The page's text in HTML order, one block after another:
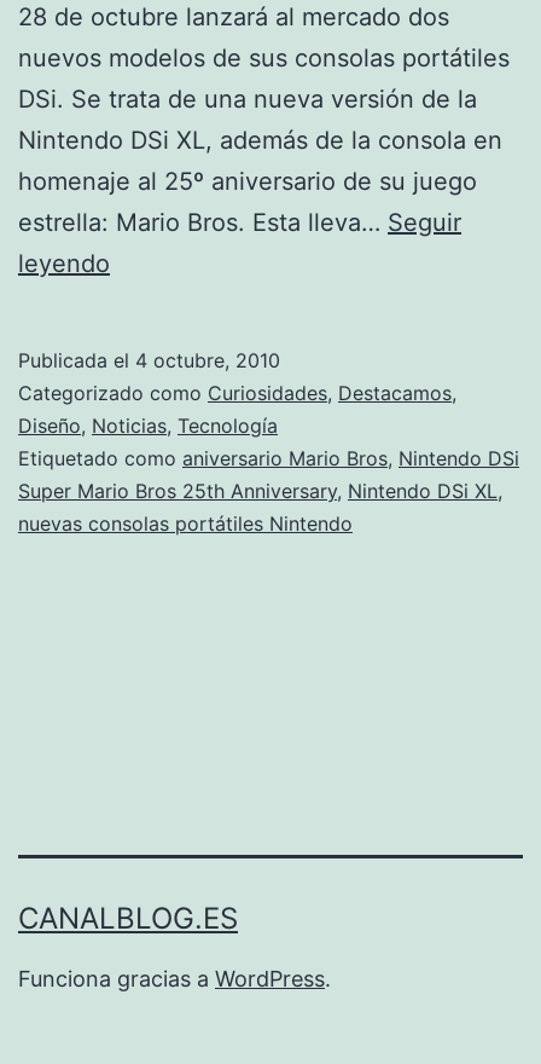
28 de octubre lanzará al mercado dos
nuevos modelos de sus consolas portátiles
DSi. Se trata de una nueva versión de la
Nintendo DSi XL, además de la consola en
homenaje al 25º aniversario de su juego
estrella: Mario Bros. Esta lleva… Seguir
leyendo
de
la
Nintendo
DSi
Publicada el 4 octubre, 2010
Categorizado como Curiosidades, Destacamos,
Diseño, Noticias, Tecnología
Etiquetado como aniversario Mario Bros, Nintendo DSi
Super Mario Bros 25th Anniversary, Nintendo DSi XL,
nuevas consolas portátiles Nintendo
CANALBLOG.ES
Funciona gracias a WordPress.